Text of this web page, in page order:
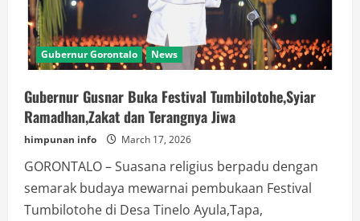
Gubernur Gorontalo News
Gubernur Gusnar Buka Festival Tumbilotohe,Syiar
Ramadhan,Zakat dan Terangnya Jiwa
himpunan info March 17, 2026
GORONTALO – Suasana religius berpadu dengan
semarak budaya mewarnai pembukaan Festival
Tumbilotohe di Desa Tinelo Ayula,Tapa,